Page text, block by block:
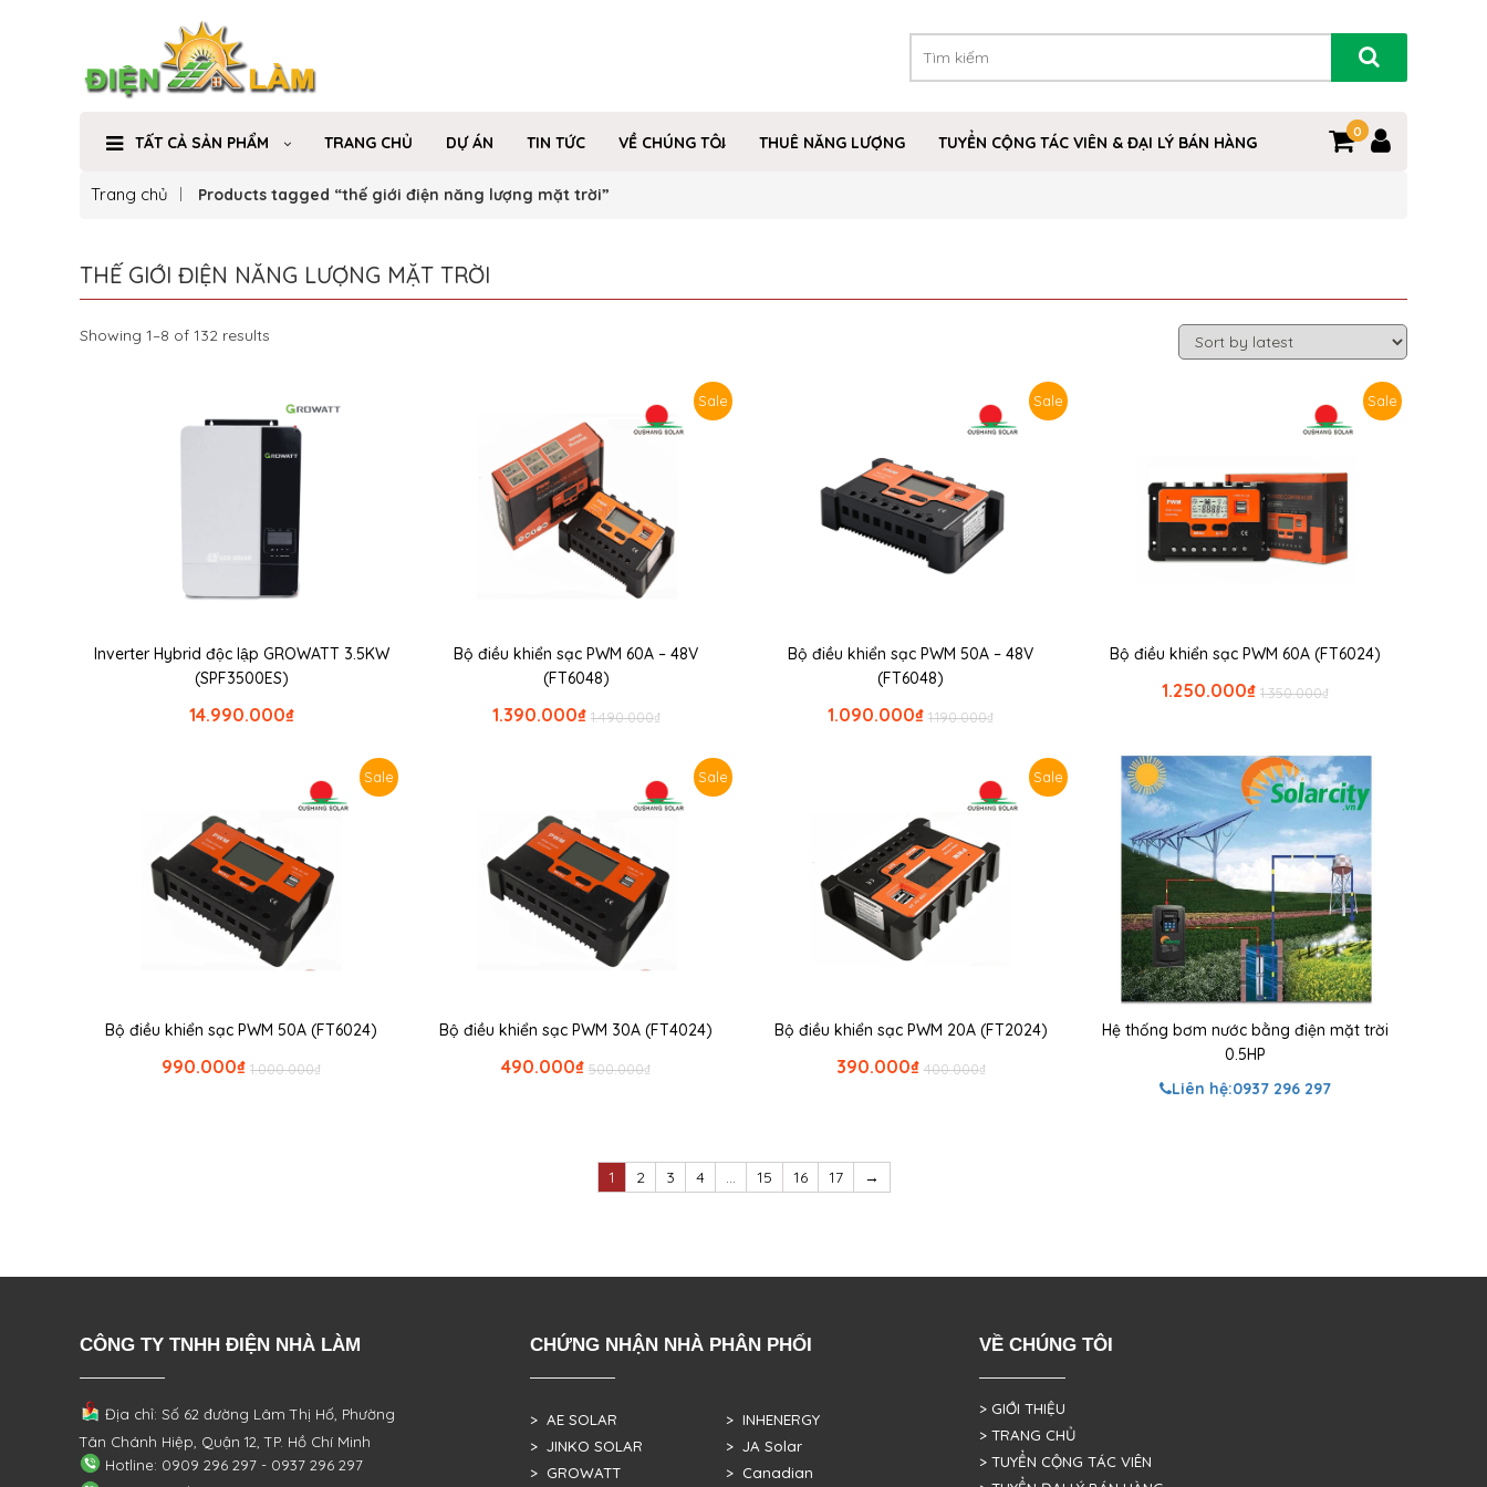
TẤT CẢ SẢN PHẨM TRANG CHỦ DỰ ÁN TIN TỨC VỀ CHÚNG TÔI THUÊ NĂNG LƯỢNG TUYỂN CỘNG TÁC VIÊN & ĐẠI LÝ BÁN HÀNG
0
0
Trang chủ Products tagged “thế giới điện năng lượng mặt trời”
THẾ GIỚI ĐIỆN NĂNG LƯỢNG MẶT TRỜI
Showing 1–8 of 132 results
Inverter Hybrid độc lập GROWATT 3.5KW
(SPF3500ES)
₫
14.990.000
Sale
Bộ điều khiển sạc PWM 60A – 48V
(FT6048)
₫
1.490.000
₫
1.390.000
Sale
Bộ điều khiển sạc PWM 50A – 48V
(FT6048)
₫
1.190.000
₫
1.090.000
Sale
Bộ điều khiển sạc PWM 60A (FT6024)
₫
1.350.000
₫
1.250.000
Sale
Bộ điều khiển sạc PWM 50A (FT6024)
₫
1.000.000
₫
990.000
Sale
Bộ điều khiển sạc PWM 30A (FT4024)
₫
500.000
₫
490.000
Sale
Bộ điều khiển sạc PWM 20A (FT2024)
₫
400.000
₫
390.000
Hệ thống bơm nước bằng điện mặt trời
0.5HP
Liên hệ:0937 296 297
1 2 3 4 … 15 16 17 →
CÔNG TY TNHH ĐIỆN NHÀ LÀM
Địa chỉ: Số 62 đường Lâm Thị Hố, Phường
Tân Chánh Hiệp, Quận 12, TP. Hồ Chí Minh
Hotline: 0909 296 297 - 0937 296 297
CHỨNG NHẬN NHÀ PHÂN PHỐI
> AE SOLAR
> JINKO SOLAR
> GROWATT
> INHENERGY
> JA Solar
> Canadian
VỀ CHÚNG TÔI
> GIỚI THIỆU
> TRANG CHỦ
> TUYỂN CỘNG TÁC VIÊN